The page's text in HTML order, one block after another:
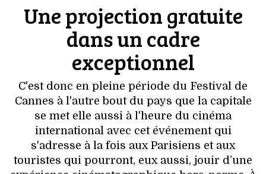
Une projection gratuite
dans un cadre
exceptionnel
C'est donc en pleine période du Festival de
Cannes à l'autre bout du pays que la capitale
se met elle aussi à l'heure du cinéma
international avec cet événement qui
s'adresse à la fois aux Parisiens et aux
touristes qui pourront, eux aussi, jouir d’une